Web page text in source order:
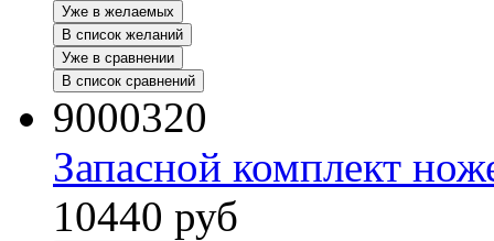
Уже в желаемых
В список желаний
Уже в сравнении
В список сравнений
9000320
Запасной комплект
10440 руб